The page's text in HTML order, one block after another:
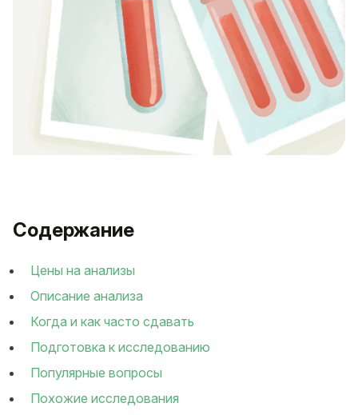
Содержание
Цены на анализы
Описание анализа
Когда и как часто сдавать
Подготовка к исследованию
Популярные вопросы
Похожие исследования